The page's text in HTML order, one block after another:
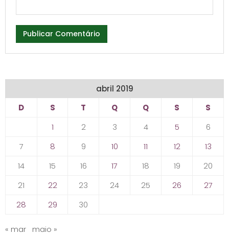
abril 2019
D
S T Q Q S
S
1
2 3 4 5
6
7
8 9 10 11 12
13
14
15 16 17 18 19
20
21
22 23 24 25 26
27
28
29 30
« mar maio »